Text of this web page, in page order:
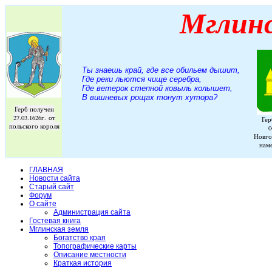
Герб получен
27.03.1626г. от
польского короля
Ты знаешь край, где все обильем дышит,
Где реки льются чище серебра,
Где ветерок степной ковыль колышет,
В вишневых рощах тонут хутора?
ГЛАВНАЯ
Новости сайта
Старый сайт
Форум
О сайте
Администрация сайта
Гостевая книга
Мглинская земля
Богатство края
Топографические карты
Описание местности
Краткая история